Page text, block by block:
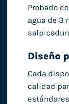
Probado
agua de 3
Diseño
Cada
calidad